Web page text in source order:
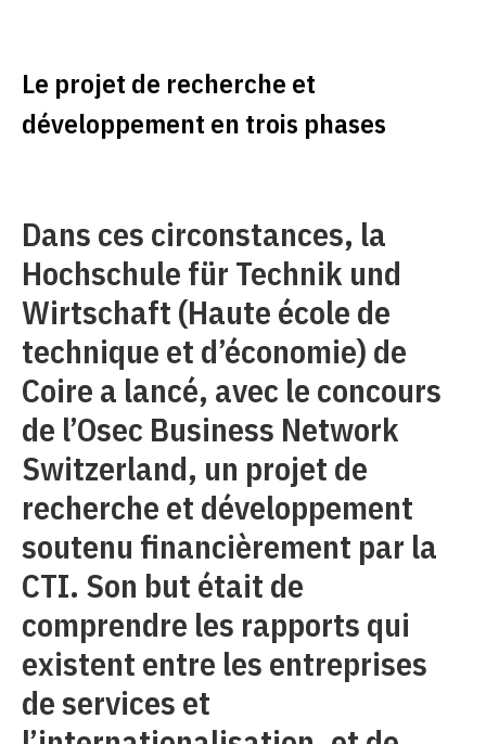
Le projet de recherche et
développement en trois phases
Dans ces circonstances, la
Hochschule für Technik und
Wirtschaft (Haute école de
technique et d’économie) de
Coire a lancé, avec le concours
de l’Osec Business Network
Switzerland, un projet de
recherche et développement
soutenu financièrement par la
CTI. Son but était de
comprendre les rapports qui
existent entre les entreprises
de services et